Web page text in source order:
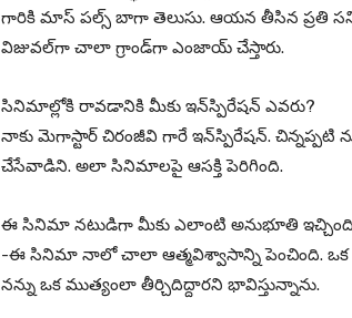
గారికి మాస్ పల్స్ బాగా తెలుసు. ఆయన తీసిన ప్రతి
విజువల్‌గా చాలా గ్రాండ్‌గా ఎంజాయ్ చేస్తారు.
సినిమాల్లోకి రావడానికి మీకు ఇన్‌స్పిరేషన్ ఎవరు?
నాకు మెగాస్టార్ చిరంజీవి గారే ఇన్‌స్పిరేషన్.
చేసేవాడిని. అలా సినిమాలపై ఆసక్తి పెరిగింది.
ఈ సినిమా నటుడిగా మీకు ఎలాంటి అనుభూతి
-ఈ సినిమా నాలో చాలా ఆత్మవిశ్వాసాన్ని పెంచింది. ఒక
నన్ను ఒక ముత్యంలా తీర్చిదిద్దారని భావిస్తున్నాను.